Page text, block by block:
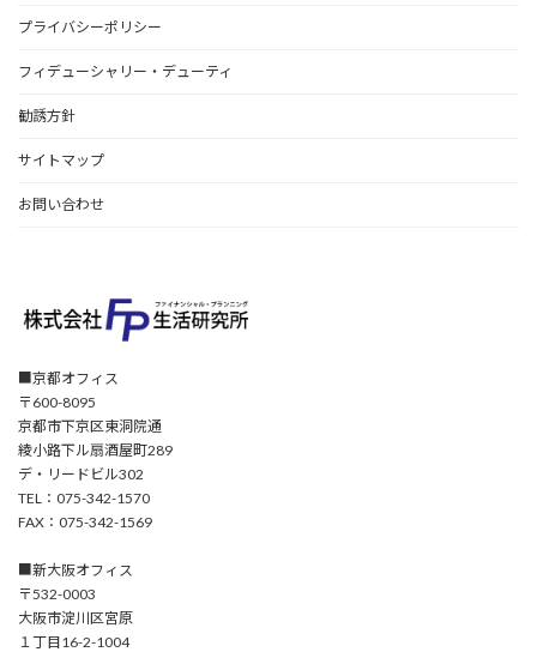
プライバシーポリシー
フィデューシャリー・デューティ
勧誘方針
サイトマップ
お問い合わせ
■京都オフィス
〒600-8095
京都市下京区東洞院通
綾小路下ル扇酒屋町289
デ・リードビル302
TEL：075-342-1570
FAX：075-342-1569
■新大阪オフィス
〒532-0003
大阪市淀川区宮原
１丁目16-2-1004